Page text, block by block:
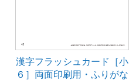
漢字フラッシュカード［小
６］両面印刷用・ふりがな